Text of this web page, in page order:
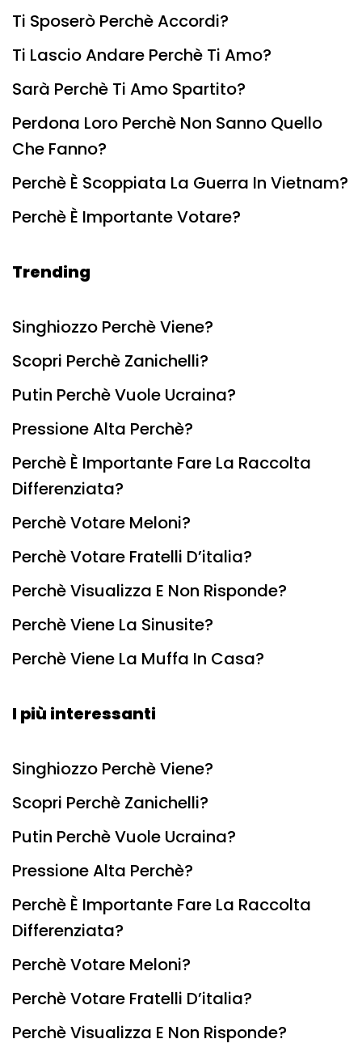
Ti Sposerò Perchè Accordi?
Ti Lascio Andare Perchè Ti Amo?
Sarà Perchè Ti Amo Spartito?
Perdona Loro Perchè Non Sanno Quello
Che Fanno?
Perchè È Scoppiata La Guerra In Vietnam?
Perchè È Importante Votare?
Trending
Singhiozzo Perchè Viene?
Scopri Perchè Zanichelli?
Putin Perchè Vuole Ucraina?
Pressione Alta Perchè?
Perchè È Importante Fare La Raccolta
Differenziata?
Perchè Votare Meloni?
Perchè Votare Fratelli D’italia?
Perchè Visualizza E Non Risponde?
Perchè Viene La Sinusite?
Perchè Viene La Muffa In Casa?
I più interessanti
Singhiozzo Perchè Viene?
Scopri Perchè Zanichelli?
Putin Perchè Vuole Ucraina?
Pressione Alta Perchè?
Perchè È Importante Fare La Raccolta
Differenziata?
Perchè Votare Meloni?
Perchè Votare Fratelli D’italia?
Perchè Visualizza E Non Risponde?